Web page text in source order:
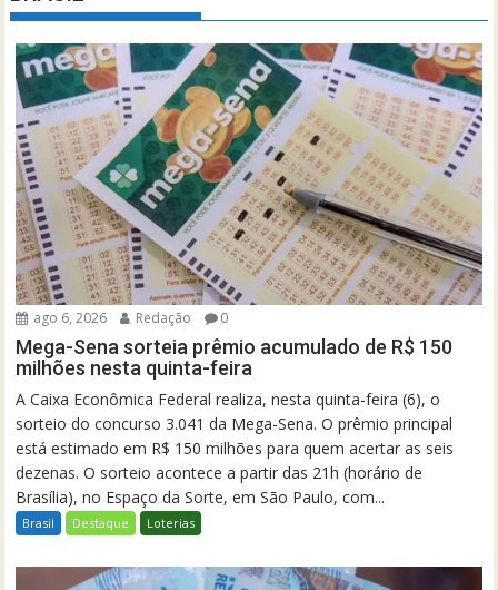
ago 6, 2026 Redação 0
Mega-Sena sorteia prêmio acumulado de R$ 150
milhões nesta quinta-feira
A Caixa Econômica Federal realiza, nesta quinta-feira (6), o
sorteio do concurso 3.041 da Mega-Sena. O prêmio principal
está estimado em R$ 150 milhões para quem acertar as seis
dezenas. O sorteio acontece a partir das 21h (horário de
Brasília), no Espaço da Sorte, em São Paulo, com...
Brasil Destaque Loterias